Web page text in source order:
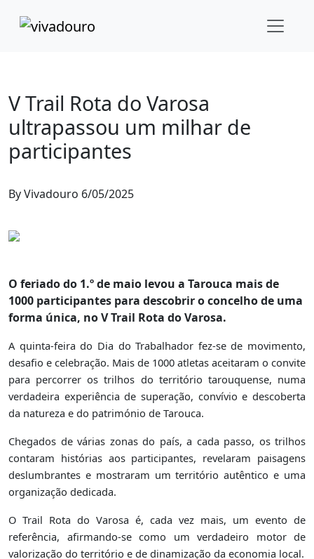
V Trail Rota do Varosa
ultrapassou um milhar de
participantes
ByVivadouro 6/05/2025
O feriado do 1.º de maio levou a Tarouca mais de
1000 participantes para descobrir o concelho de uma
forma única, no V Trail Rota do Varosa.
A quinta-feira do Dia do Trabalhador fez-se de movimento,
desafio e celebração. Mais de 1000 atletas aceitaram o convite
para percorrer os trilhos do território tarouquense, numa
verdadeira experiência de superação, convívio e descoberta
da natureza e do património de Tarouca.
Chegados de várias zonas do país, a cada passo, os trilhos
contaram histórias aos participantes, revelaram paisagens
deslumbrantes e mostraram um território autêntico e uma
organização dedicada.
O Trail Rota do Varosa é, cada vez mais, um evento de
referência, afirmando-se como um verdadeiro motor de
valorização do território e de dinamização da economia local.